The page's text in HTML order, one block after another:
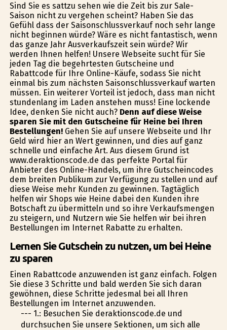
Sind Sie es sattzu sehen wie die Zeit bis zur Sale-
Saison nicht zu vergehen scheint? Haben Sie das
Gefühl dass der Saisonschlussverkauf noch sehr lange
nicht beginnen würde? Wäre es nicht fantastisch, wenn
das ganze Jahr Ausverkaufszeit sein würde? Wir
werden Ihnen helfen! Unsere Webseite sucht für Sie
jeden Tag die begehrtesten Gutscheine und
Rabattcode für Ihre Online-Käufe, sodass Sie nicht
einmal bis zum nächsten Saisonschlussverkauf warten
müssen. Ein weiterer Vorteil ist jedoch, dass man nicht
stundenlang im Laden anstehen muss! Eine lockende
Idee, denken Sie nicht auch? Denn auf diese Weise
sparen Sie mit den Gutscheine für Heine bei Ihren
Bestellungen!Gehen Sie auf unsere Webseite und Ihr
Geld wird hier an Wert gewinnen, und dies auf ganz
schnelle und einfache Art. Aus diesem Grund ist
www.deraktionscode.de das perfekte Portal für
Anbieter des Online-Handels, um ihre Gutscheincodes
dem breiten Publikum zur Verfügung zu stellen und auf
diese Weise mehr Kunden zu gewinnen. Tagtäglich
helfen wir Shops wie Heine dabei den Kunden ihre
Botschaft zu übermitteln und so ihre Verkaufsmengen
zu steigern, und Nutzern wie Sie helfen wir bei ihren
Bestellungen im Internet Rabatte zu erhalten.
Lernen Sie Gutschein zu nutzen, um bei Heine
zu sparen
Einen Rabattcode anzuwenden ist ganz einfach. Folgen
Sie diese 3 Schritte und bald werden Sie sich daran
gewöhnen, diese Schritte jedesmal bei all Ihren
Bestellungen im Internet anzuwenden.
--- 1.: Besuchen Sie deraktionscode.de und
durchsuchen Sie unsere Sektionen, um sich alle